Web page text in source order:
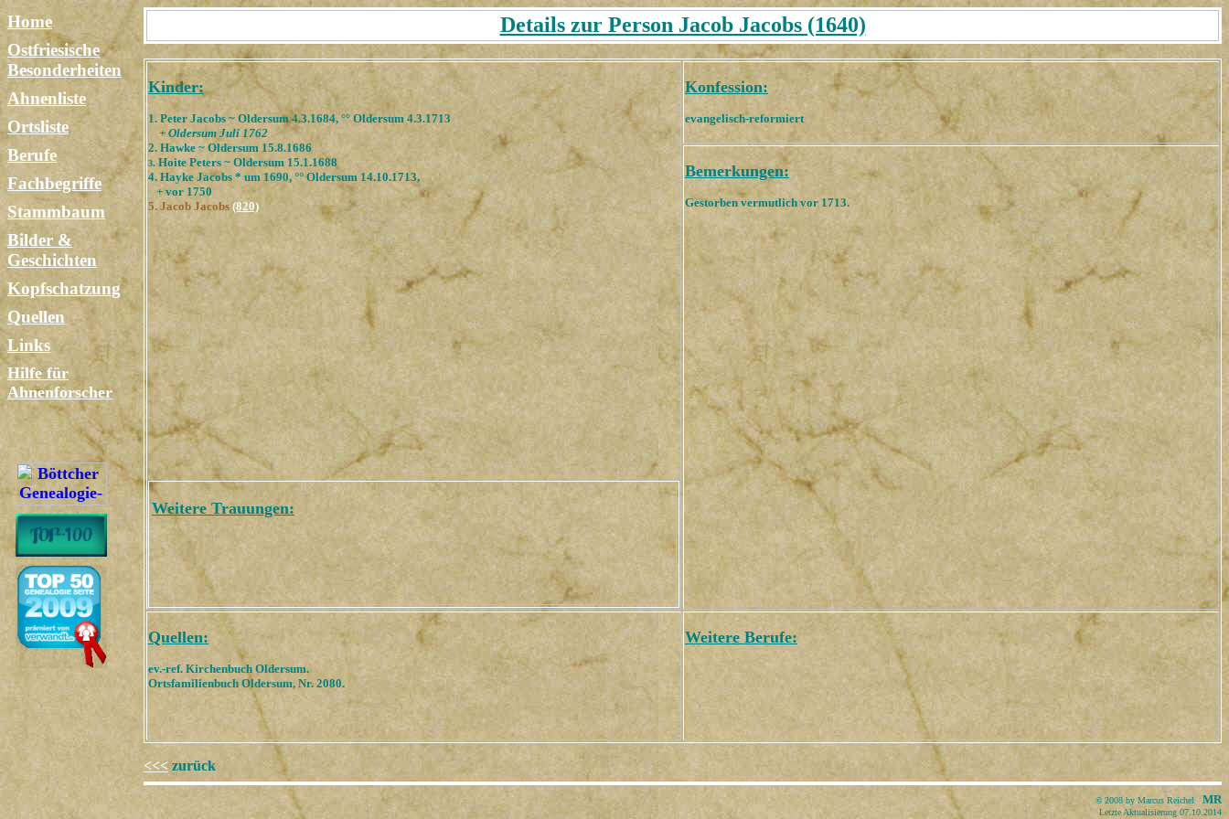
Home
Ostfriesische
Besonderheiten
Ahnenliste
Ortsliste
Berufe
Fachbegriffe
Stammbaum
Bilder &
Geschichten
Kopfschatzung
Quellen
Links
Hilfe für
Ahnenforscher
Details zur Person Jacob Jacobs (1640)
Kinder:
1. Peter Jacobs ~ Oldersum 4.3.1684, °° Oldersum 4.3.1713
+ Oldersum Juli 1762
2. Hawke ~ Oldersum 15.8.1686
3. Hoite Peters ~ Oldersum 15.1.1688
4. Hayke Jacobs * um 1690, °° Oldersum 14.10.1713,
+ vor 1750
5. Jacob Jacobs (820)
Weitere Trauungen:
Konfession:
evangelisch-reformiert
Bemerkungen:
Gestorben vermutlich vor 1713.
Quellen:
ev.-ref. Kirchenbuch Oldersum.
Ortsfamilienbuch Oldersum, Nr. 2080.
Weitere Berufe:
<<< zurück
©2008 by Marcus Reichel MR
Letzte Aktualisierung 07.10.2014